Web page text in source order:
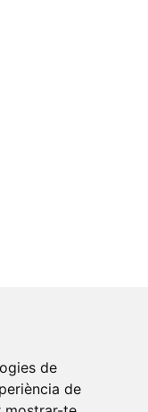
de
de